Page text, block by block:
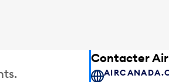
Contacter